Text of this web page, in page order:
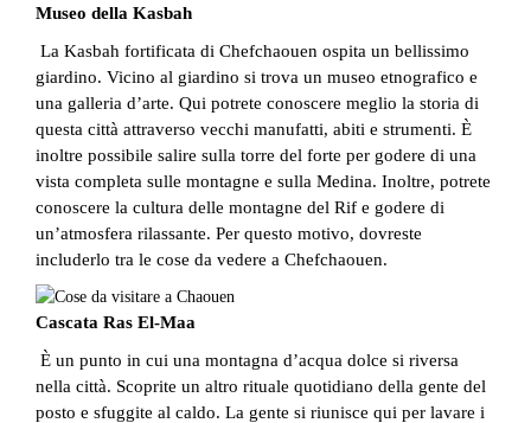
Museo della Kasbah
La Kasbah fortificata di Chefchaouen ospita un bellissimo
giardino. Vicino al giardino si trova un museo etnografico e
una galleria d’arte. Qui potrete conoscere meglio la storia di
questa città attraverso vecchi manufatti, abiti e strumenti. È
inoltre possibile salire sulla torre del forte per godere di una
vista completa sulle montagne e sulla Medina. Inoltre, potrete
conoscere la cultura delle montagne del Rif e godere di
un’atmosfera rilassante. Per questo motivo, dovreste
includerlo tra le cose da vedere a Chefchaouen.
Cascata Ras El-Maa
È un punto in cui una montagna d’acqua dolce si riversa
nella città. Scoprite un altro rituale quotidiano della gente del
posto e sfuggite al caldo. La gente si riunisce qui per lavare i